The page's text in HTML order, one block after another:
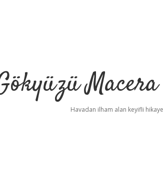
Havadan ilham alan keyifli